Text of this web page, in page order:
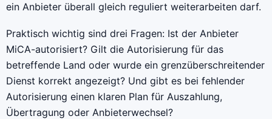
ein Anbieter überall gleich reguliert weiterarbeiten darf.
Praktisch wichtig sind drei Fragen: Ist der Anbieter
MiCA-autorisiert? Gilt die Autorisierung für das
betreffende Land oder wurde ein grenzüberschreitender
Dienst korrekt angezeigt? Und gibt es bei fehlender
Autorisierung einen klaren Plan für Auszahlung,
Übertragung oder Anbieterwechsel?